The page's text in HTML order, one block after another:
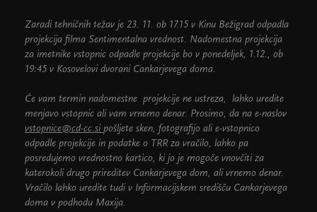
Zaradi tehničnih težav je 23. 11. ob 17.15 v Kinu Bežigrad odpadla
projekcija filma Sentimentalna vrednost. Nadomestna projekcija
za imetnike vstopnic odpadle projekcije bo v ponedeljek, 1.12., ob
19:45 v Kosovelovi dvorani Cankarjevega doma.
Če vam termin nadomestne projekcije ne ustreza, lahko uredite
menjavo vstopnic ali vam vrnemo denar. Prosimo, da na e-naslov
vstopnice@cd-cc.si pošljete sken, fotografijo ali e-vstopnico
odpadle projekcije in podatke o TRR za vračilo, lahko pa
posredujemo vrednostno kartico, ki jo je mogoče vnovčiti za
katerokoli drugo prireditev Cankarjevega dom, ali vrnemo denar.
Vračilo lahko uredite tudi v Informacijskem središču Cankarjevega
doma v podhodu Maxija.